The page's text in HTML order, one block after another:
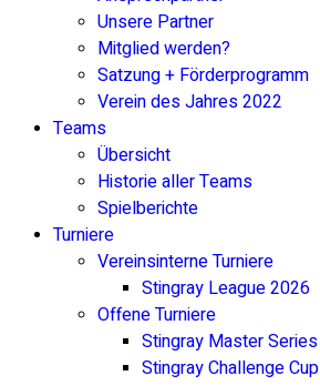
Unsere Partner
Mitglied werden?
Satzung + Förderprogramm
Verein des Jahres 2022
Teams
Übersicht
Historie aller Teams
Spielberichte
Turniere
Vereinsinterne Turniere
Stingray League 2026
Offene Turniere
Stingray Master Series
Stingray Challenge Cup